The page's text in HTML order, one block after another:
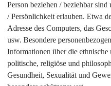
Person beziehen / beziehbar
/ Persönlichkeit erlauben. Etwa
Adresse des Computers, das
usw. Besondere
Informationen über die
politische, religiöse und
Gesundheit, Sexualität und